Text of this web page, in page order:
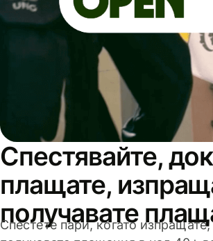
Спестявайте,
плащате,
получавате
Спестете пари, когато